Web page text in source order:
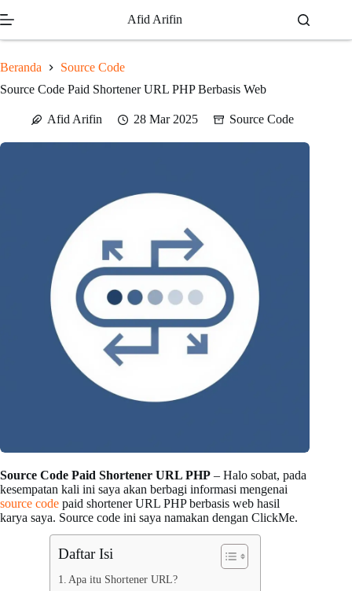
to
Afid Arifin
Beranda
Source Code
Source Code Paid Shortener URL PHP Berbasis Web
Afid Arifin 28 Mar 2025 Source Code
Source Code Paid Shortener URL PHP – Halo sobat, pada
kesempatan kali ini saya akan berbagi informasi mengenai
source code paid shortener URL PHP berbasis web hasil
karya saya. Source code ini saya namakan dengan ClickMe.
Daftar Isi
Apa itu Shortener URL?